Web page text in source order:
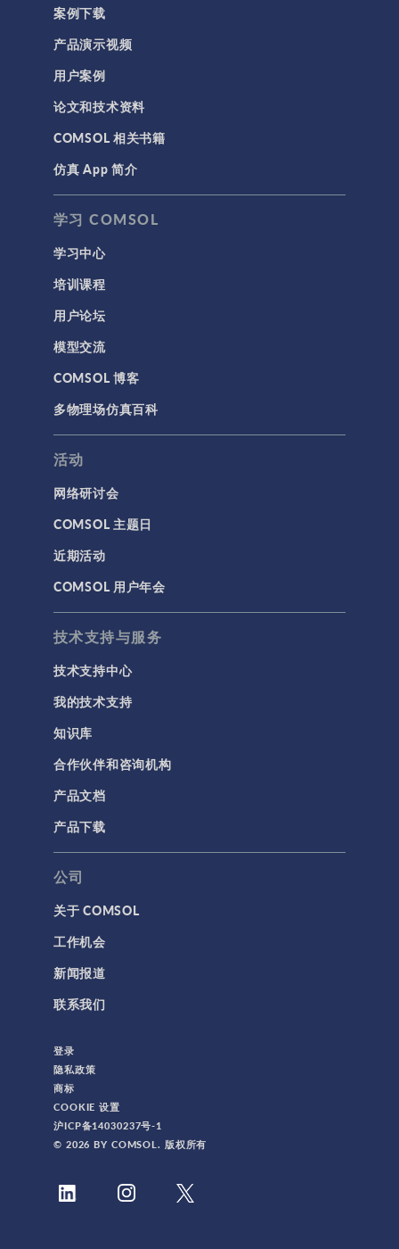
案例下载
产品演示视频
用户案例
论文和技术资料
COMSOL 相关书籍
仿真 App 简介
学习 COMSOL
学习中心
培训课程
用户论坛
模型交流
COMSOL 博客
多物理场仿真百科
活动
网络研讨会
COMSOL 主题日
近期活动
COMSOL 用户年会
技术支持与服务
技术支持中心
我的技术支持
知识库
合作伙伴和咨询机构
产品文档
产品下载
公司
关于 COMSOL
工作机会
新闻报道
联系我们
登录
隐私政策
商标
COOKIE 设置
沪ICP备14030237号-1
© 2026 BY COMSOL. 版权所有